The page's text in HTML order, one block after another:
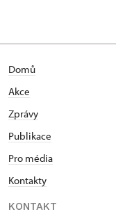
Domů
Akce
Zprávy
Publikace
Pro média
Kontakty
KONTAKT